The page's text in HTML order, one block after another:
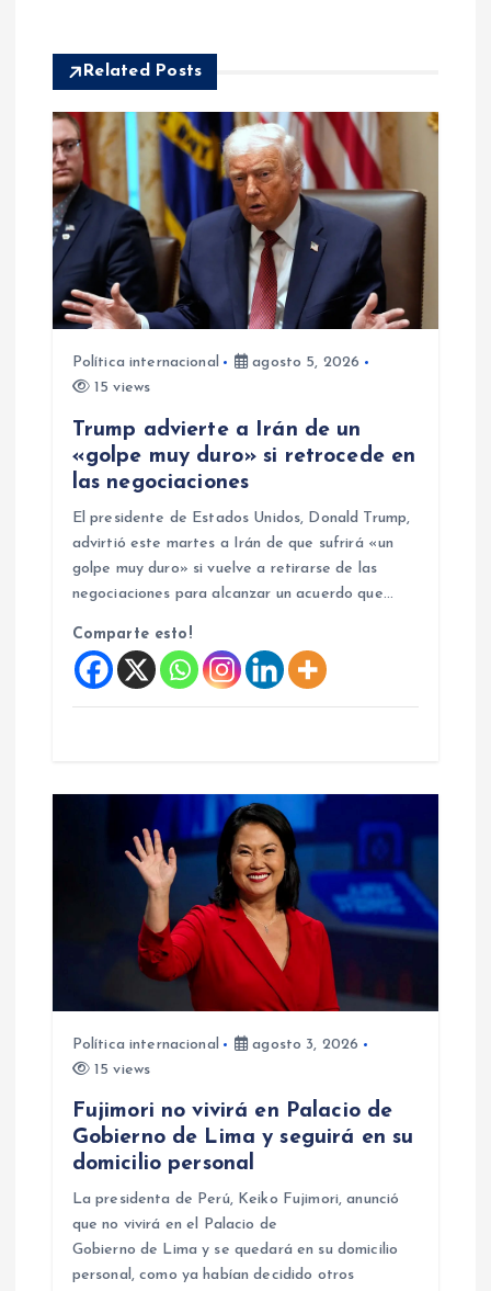
n
d
e
e
n
Related Posts
Política internacional
agosto 5, 2026
15 views
Trump advierte a Irán de un
«golpe muy duro» si retrocede en
las negociaciones
El presidente de Estados Unidos, Donald Trump,
advirtió este martes a Irán de que sufrirá «un
golpe muy duro» si vuelve a retirarse de las
negociaciones para alcanzar un acuerdo que…
Comparte esto!
Política internacional
agosto 3, 2026
15 views
Fujimori no vivirá en Palacio de
Gobierno de Lima y seguirá en su
domicilio personal
La presidenta de Perú, Keiko Fujimori, anunció
que no vivirá en el Palacio de
Gobierno de Lima y se quedará en su domicilio
personal, como ya habían decidido otros